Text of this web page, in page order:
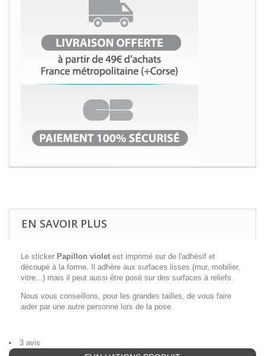
EN SAVOIR PLUS
Le sticker Papillon violet est imprimé sur de l'adhésif et
découpé à la forme. Il adhère aux surfaces lisses (mur, mobilier,
vitre...) mais il peut aussi être posé sur des surfaces à reliefs.
Nous vous conseillons, pour les grandes tailles, de vous faire
aider par une autre personne lors de la pose.
3 avis